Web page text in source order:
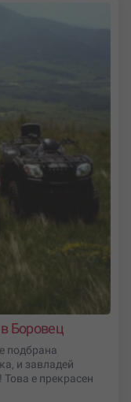
Боровец
подбрана
и завладей
е прекрасен